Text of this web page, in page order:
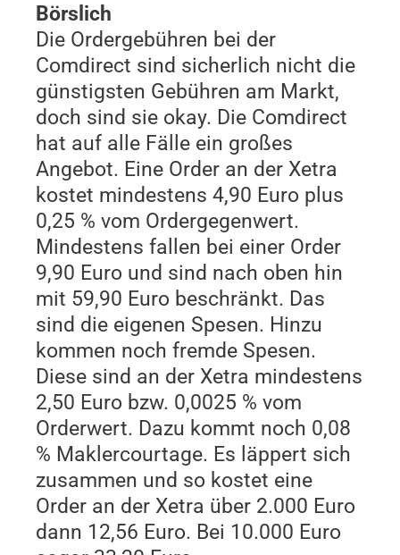
Börslich
Die Ordergebühren bei der
Comdirect sind sicherlich nicht die
günstigsten Gebühren am Markt,
doch sind sie okay. Die Comdirect
hat auf alle Fälle ein großes
Angebot. Eine Order an der Xetra
kostet mindestens 4,90 Euro plus
0,25 % vom Ordergegenwert.
Mindestens fallen bei einer Order
9,90 Euro und sind nach oben hin
mit 59,90 Euro beschränkt. Das
sind die eigenen Spesen. Hinzu
kommen noch fremde Spesen.
Diese sind an der Xetra mindestens
2,50 Euro bzw. 0,0025 % vom
Orderwert. Dazu kommt noch 0,08
% Maklercourtage. Es läppert sich
zusammen und so kostet eine
Order an der Xetra über 2.000 Euro
dann 12,56 Euro. Bei 10.000 Euro